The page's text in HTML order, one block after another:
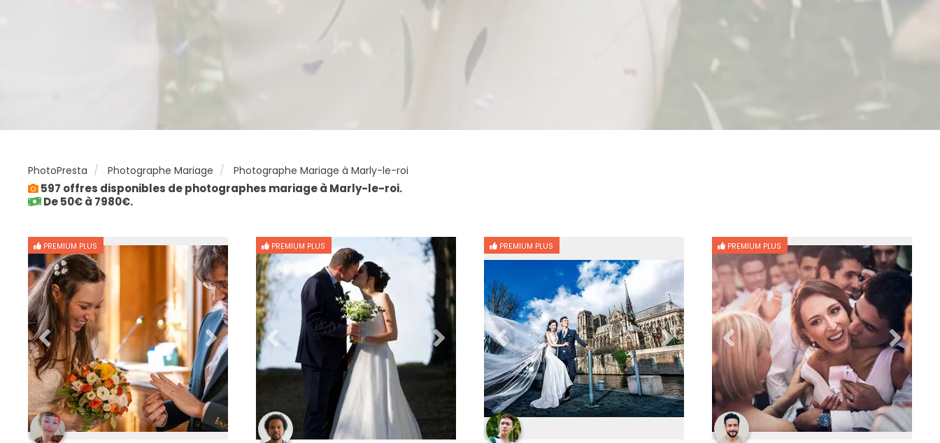
PhotoPresta Photographe Mariage Photographe Mariage à Marly-le-roi
597 offres disponibles de photographes mariage à Marly-le-roi.
De 50€ à 7980€.
PREMIUM PLUS PREMIUM PLUS PREMIUM PLUS PREMIUM PLUS